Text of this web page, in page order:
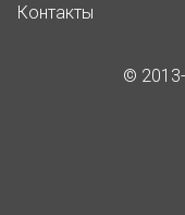
Контакты
©